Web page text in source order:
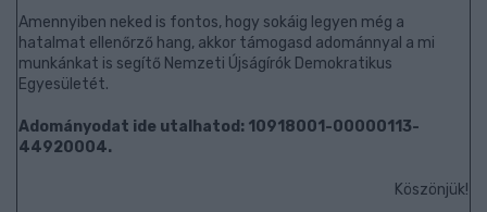
Amennyiben neked is fontos, hogy sokáig legyen még a
hatalmat ellenőrző hang, akkor támogasd adománnyal a mi
munkánkat is segítő Nemzeti Újságírók Demokratikus
Egyesületét.
Adományodat ide utalhatod: 10918001-00000113-
44920004.
Köszönjük!